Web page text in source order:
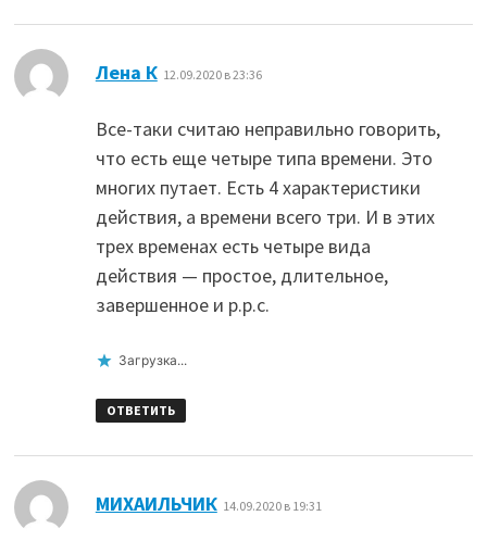
Лена К: 12.09.2020 в 23:36
Все-таки считаю неправильно говорить,
что есть еще четыре типа времени. Это
многих путает. Есть 4 характеристики
действия, а времени всего три. И в этих
трех временах есть четыре вида
действия — простое, длительное,
завершенное и p.p.c.
Загрузка...
ОТВЕТИТЬ
МИХАИЛЬЧИК: 14.09.2020 в 19:31